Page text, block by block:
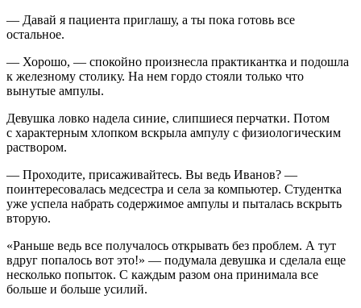
— Давай я пациента приглашу, а ты пока готовь все
остальное.
— Хорошо, — спокойно произнесла практикантка и подошла
к железному столику. На нем гордо стояли только что
вынутые ампулы.
Девушка ловко надела синие, слипшиеся перчатки. Потом
с характерным хлопком вскрыла ампулу с физиологическим
раствором.
— Проходите, присаживайтесь. Вы ведь Иванов? —
поинтересовалась медсестра и села за компьютер. Студентка
уже успела набрать содержимое ампулы и пыталась вскрыть
вторую.
«Раньше ведь все получалось открывать без проблем. А тут
вдруг попалось вот это!» — подумала девушка и сделала еще
несколько попыток. С каждым разом она принимала все
больше и больше усилий.